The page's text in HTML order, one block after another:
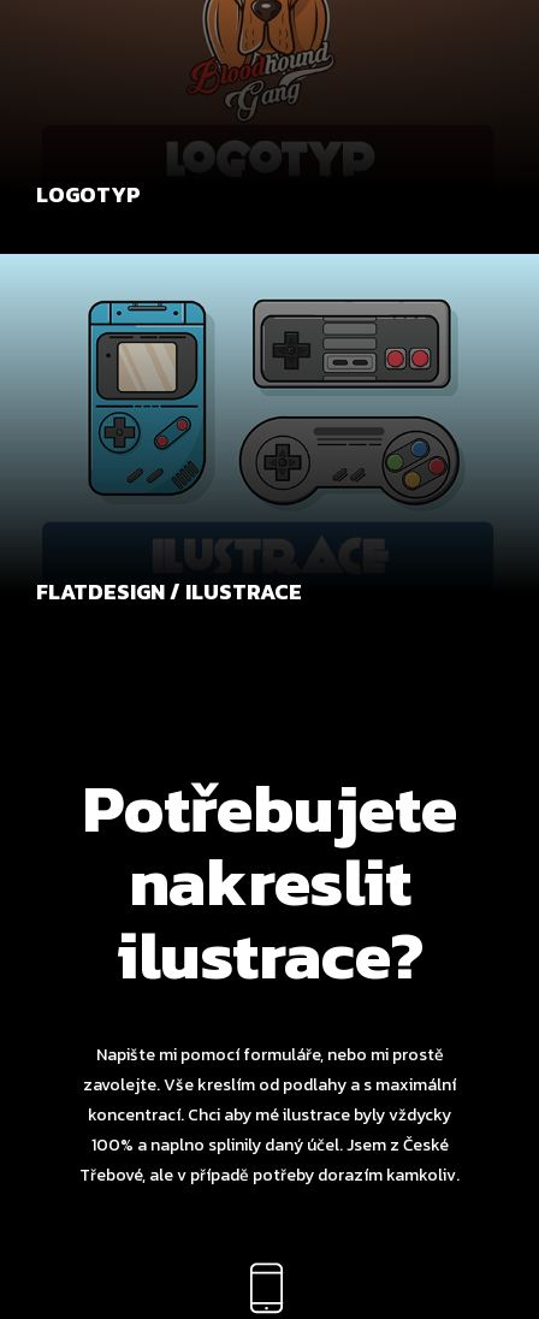
LOGOTYP
FLATDESIGN / ILUSTRACE
Potřebujete
nakreslit
ilustrace?
Napište mi pomocí formuláře, nebo mi prostě
zavolejte. Vše kreslím od podlahy a s maximální
koncentrací. Chci aby mé ilustrace byly vždycky
100% a naplno splinily daný účel. Jsem z České
Třebové, ale v případě potřeby dorazím kamkoliv.